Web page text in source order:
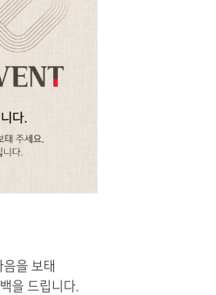
을 보태
을 드립니다.